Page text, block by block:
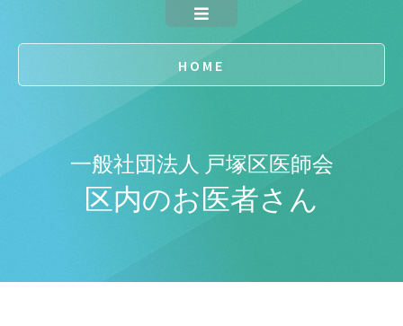
HOME
一般社団法人 戸塚区医師会
区内のお医者さん
入会のご案内
会員専用